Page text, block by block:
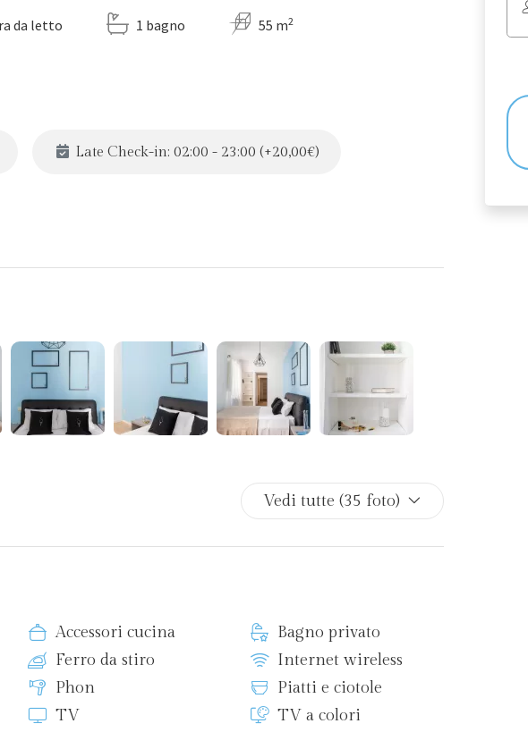
da letto 1 bagno 55 m2
Late Check-in: 02:00 - 23:00 (+20,00€)
Vedi tutte (35 foto)
Accessori cucina
Bagno privato
Ferro da stiro
Internet wireless
Phon
Piatti e ciotole
TV
TV a colori